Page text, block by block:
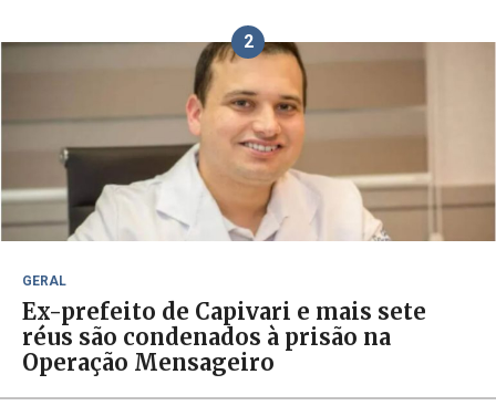
2
GERAL
Ex-prefeito de Capivari e mais sete
réus são condenados à prisão na
Operação Mensageiro